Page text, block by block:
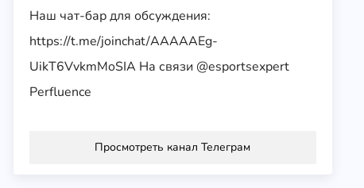
Наш чат-бар для обсуждения:
https://t.me/joinchat/AAAAAEg-
UikT6VvkmMoSIA На связи @esportsexpert
Perfluence
Просмотреть канал Телеграм